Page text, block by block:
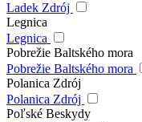
Ladek Zdrój
Legnica
Legnica
Pobrežie Baltského mora
Pobrežie Baltského mora
Polanica Zdrój
Polanica Zdrój
Poľské Beskydy